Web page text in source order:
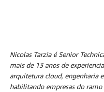
Nicolas Tarziaé Senior
mais de 13 anos de
arquitetura cloud, engenharia
habilitando empresas do